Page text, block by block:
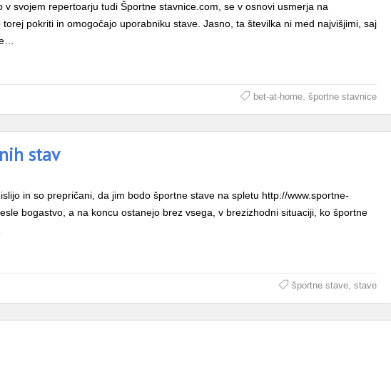
v svojem repertoarju tudi Športne stavnice.com, se v osnovi usmerja na
pokriti in omogočajo uporabniku stave. Jasno, ta številka ni med najvišjimi, saj
bet-at-home, športne stavnice
stav
in so prepričani, da jim bodo športne stave na spletu http://www.sportne-
bogastvo, a na koncu ostanejo brez vsega, v brezizhodni situaciji, ko športne
športne stave, stave